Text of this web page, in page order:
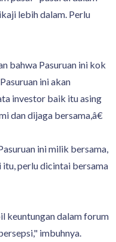
lebih dalam. Perlu
bahwa Pasuruan ini kok
ini akan
investor baik itu asing
dan dijaga bersama,â€
ini milik bersama,
perlu dicintai bersama
keuntungan dalam forum
imbuhnya.